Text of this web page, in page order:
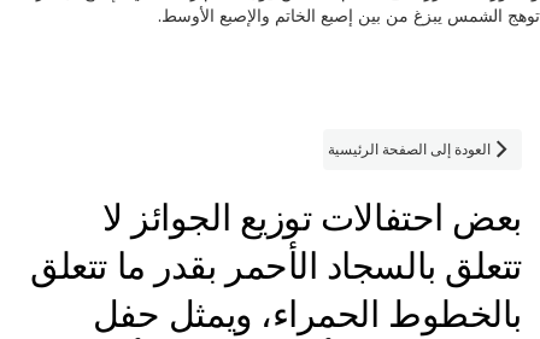
 العودة إلى الصفحة الرئيسية
بعض احتفالات توزيع الجوائز لا
تتعلق بالسجاد الأحمر بقدر ما تتعلق
بالخطوط الحمراء، ويمثل حفل